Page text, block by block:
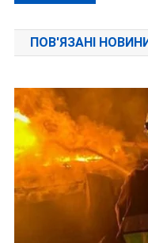
записів
ПОВ'ЯЗАНІ НОВИНИ